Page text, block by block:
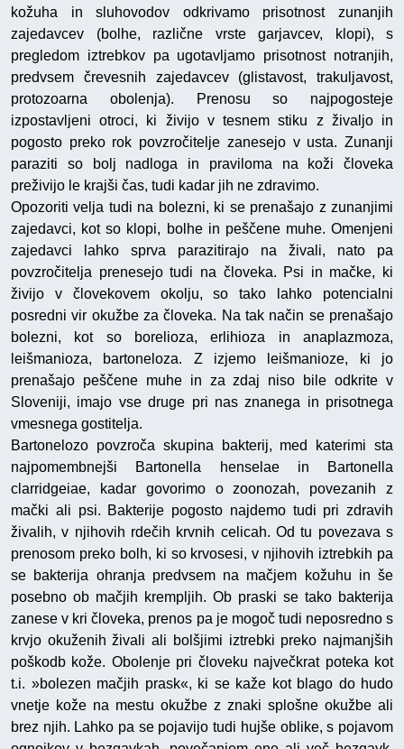
kožuha in sluhovodov odkrivamo prisotnost zunanjih
zajedavcev (bolhe, različne vrste garjavcev, klopi), s
pregledom iztrebkov pa ugotavljamo prisotnost notranjih,
predvsem črevesnih zajedavcev (glistavost, trakuljavost,
protozoarna obolenja). Prenosu so najpogosteje
izpostavljeni otroci, ki živijo v tesnem stiku z živaljo in
pogosto preko rok povzročitelje zanesejo v usta. Zunanji
paraziti so bolj nadloga in praviloma na koži človeka
preživijo le krajši čas, tudi kadar jih ne zdravimo.
Opozoriti velja tudi na bolezni, ki se prenašajo z zunanjimi
zajedavci, kot so klopi, bolhe in peščene muhe. Omenjeni
zajedavci lahko sprva parazitirajo na živali, nato pa
povzročitelja prenesejo tudi na človeka. Psi in mačke, ki
živijo v človekovem okolju, so tako lahko potencialni
posredni vir okužbe za človeka. Na tak način se prenašajo
bolezni, kot so borelioza, erlihioza in anaplazmoza,
leišmanioza, bartoneloza. Z izjemo leišmanioze, ki jo
prenašajo peščene muhe in za zdaj niso bile odkrite v
Sloveniji, imajo vse druge pri nas znanega in prisotnega
vmesnega gostitelja.
Bartonelozo povzroča skupina bakterij, med katerimi sta
najpomembnejši Bartonella henselae in Bartonella
clarridgeiae, kadar govorimo o zoonozah, povezanih z
mački ali psi. Bakterije pogosto najdemo tudi pri zdravih
živalih, v njihovih rdečih krvnih celicah. Od tu povezava s
prenosom preko bolh, ki so krvosesi, v njihovih iztrebkih pa
se bakterija ohranja predvsem na mačjem kožuhu in še
posebno ob mačjih krempljih. Ob praski se tako bakterija
zanese v kri človeka, prenos pa je mogoč tudi neposredno s
krvjo okuženih živali ali bolšjimi iztrebki preko najmanjših
poškodb kože. Obolenje pri človeku največkrat poteka kot
t.i. »bolezen mačjih prask«, ki se kaže kot blago do hudo
vnetje kože na mestu okužbe z znaki splošne okužbe ali
brez njih. Lahko pa se pojavijo tudi hujše oblike, s pojavom